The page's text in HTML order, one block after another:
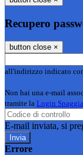
Recupero
button close ×
all'indirizzo indicato
Non hai una e-mail
tramite la Login
E-mail inviata, si
Errore